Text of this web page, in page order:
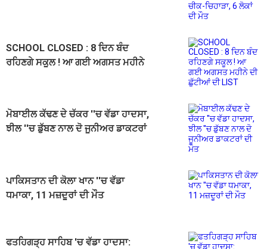
SCHOOL CLOSED : 8 ਦਿਨ ਬੰਦ
ਰਹਿਣਗੇ ਸਕੂਲ ! ਆ ਗਈ ਅਗਸਤ ਮਹੀਨੇ
ਮੋਬਾਈਲ ਕੱਢਣ ਦੇ ਚੱਕਰ ''ਚ ਵੱਡਾ ਹਾਦਸਾ,
ਝੀਲ ''ਚ ਡੁੱਬਣ ਨਾਲ ਦੋ ਜੂਨੀਅਰ ਡਾਕਟਰਾਂ
ਪਾਕਿਸਤਾਨ ਦੀ ਕੋਲਾ ਖਾਨ ''ਚ ਵੱਡਾ
ਧਮਾਕਾ, 11 ਮਜ਼ਦੂਰਾਂ ਦੀ ਮੌਤ
ਫਤਹਿਗੜ੍ਹ ਸਾਹਿਬ 'ਚ ਵੱਡਾ ਹਾਦਸਾ: